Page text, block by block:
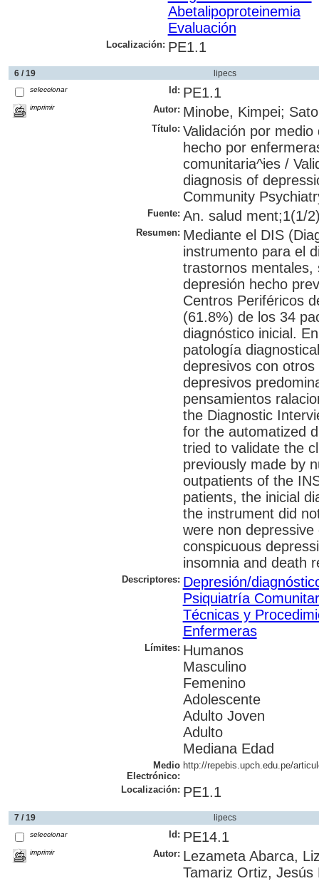
Abetalipoproteinemia
Evaluación
Localización: PE1.1
6 / 19 lipecs
seleccionar
imprimir
Id: PE1.1
Autor: Minobe, Kimpei;
Título: Validación por
hecho por
comunitaria^ies /
diagnosis of
Community
Fuente: An. salud ment;1(1/
Resumen: Mediante el DIS
instrumento para el
trastornos mentales,
depresión hecho
Centros Periféricos
(61.8%) de los 34
diagnóstico inicial.
patología
depresivos con
depresivos
pensamientos
the Diagnostic
for the automatized
tried to validate the
previously made by
outpatients of the
patients, the inicial
the instrument did
were non
conspicuous
insomnia and death
Descriptores: Depresión/
Psiquiatría
Técnicas y
Enfermeras
Límites: Humanos
Masculino
Femenino
Adolescente
Adulto Joven
Adulto
Mediana Edad
Medio
Electrónico:
http://repebis.upch.edu.pe/
Localización: PE1.1
7 / 19 lipecs
seleccionar
imprimir
Id: PE14.1
Autor: Lezameta Abarca,
Tamariz Ortiz, Jesús